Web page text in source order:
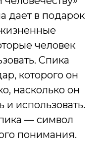
дает в подарок
человек
Спика
которого он
насколько он
и использовать.
— символ
понимания.